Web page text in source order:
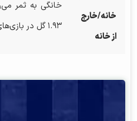
خانه/خارج
از خانه
خانگی به ثمر
۱.۹۳ گل در بازی‌های خارج از خانه به ثمر می‌رساند.